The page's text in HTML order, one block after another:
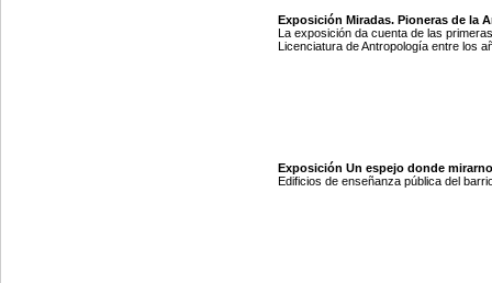
Exposición Miradas. Pioneras de la
La exposición da cuenta de las
Licenciatura de Antropología entre los
Exposición Un espejo donde
Edificios de enseñanza pública del